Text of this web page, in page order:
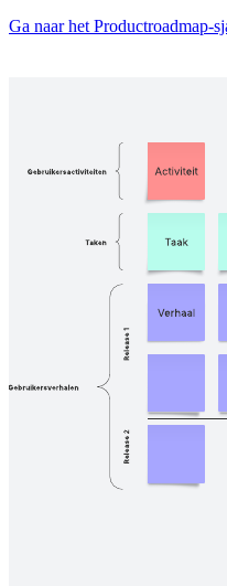
Ga naar het Productroadmap-